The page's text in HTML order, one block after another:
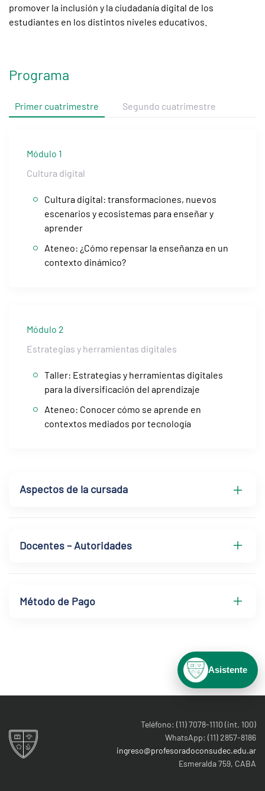
promover la inclusión y la ciudadanía digital de los
estudiantes en los distintos niveles educativos.
Programa
Primer cuatrimestre Segundo cuatrimestre
Módulo 1
Cultura digital
Cultura digital: transformaciones, nuevos
escenarios y ecosistemas para enseñar y
aprender
Ateneo: ¿Cómo repensar la enseñanza en un
contexto dinámico?
Módulo 2
Estrategias y herramientas digitales
Taller: Estrategias y herramientas digitales
para la diversificación del aprendizaje
Ateneo: Conocer cómo se aprende en
contextos mediados por tecnología
Aspectos de la cursada
Docentes – Autoridades
Método de Pago
Teléfono: (11) 7078-1110 (int. 100)
WhatsApp: (11) 2857-8186
ingreso@profesoradoconsudec.edu.ar
Esmeralda 759, CABA
Asistente